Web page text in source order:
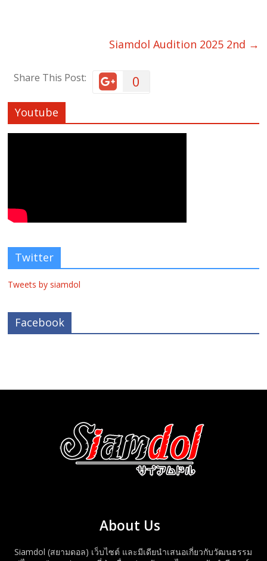
Siamdol Audition 2025 2nd →
Share This Post: 0
Youtube
Twitter
Tweets by siamdol
Facebook
About Us
Siamdol (สยามดอล) เว็บไซต์ และมีเดียนำเสนอเกี่ยวกับวัฒนธรรม